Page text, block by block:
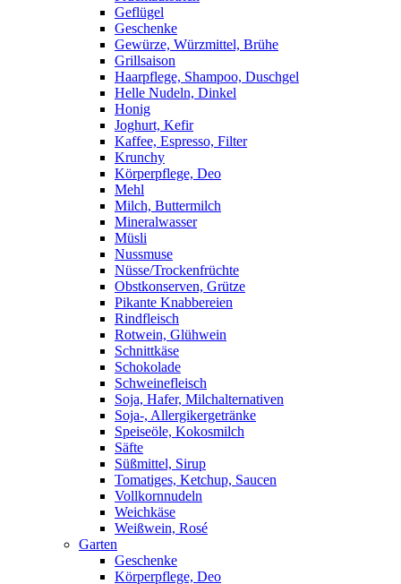
Geflügel
Geschenke
Gewürze, Würzmittel, Brühe
Grillsaison
Haarpflege, Shampoo, Duschgel
Helle Nudeln, Dinkel
Honig
Joghurt, Kefir
Kaffee, Espresso, Filter
Krunchy
Körperpflege, Deo
Mehl
Milch, Buttermilch
Mineralwasser
Müsli
Nussmuse
Nüsse/Trockenfrüchte
Obstkonserven, Grütze
Pikante Knabbereien
Rindfleisch
Rotwein, Glühwein
Schnittkäse
Schokolade
Schweinefleisch
Soja, Hafer, Milchalternativen
Soja-, Allergikergetränke
Speiseöle, Kokosmilch
Säfte
Süßmittel, Sirup
Tomatiges, Ketchup, Saucen
Vollkornnudeln
Weichkäse
Weißwein, Rosé
Garten
Geschenke
Körperpflege, Deo